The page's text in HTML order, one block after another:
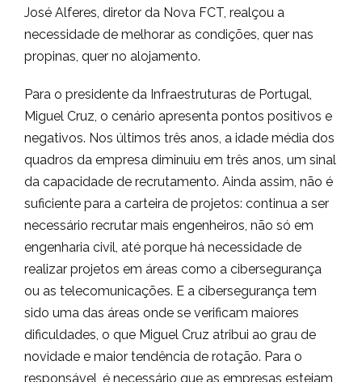
José Alferes, diretor da Nova FCT, realçou a
necessidade de melhorar as condições, quer nas
propinas, quer no alojamento.
Para o presidente da Infraestruturas de Portugal,
Miguel Cruz, o cenário apresenta pontos positivos e
negativos. Nos últimos três anos, a idade média dos
quadros da empresa diminuiu em três anos, um sinal
da capacidade de recrutamento. Ainda assim, não é
suficiente para a carteira de projetos: continua a ser
necessário recrutar mais engenheiros, não só em
engenharia civil, até porque há necessidade de
realizar projetos em áreas como a cibersegurança
ou as telecomunicações. E a cibersegurança tem
sido uma das áreas onde se verificam maiores
dificuldades, o que Miguel Cruz atribui ao grau de
novidade e maior tendência de rotação. Para o
responsável, é necessário que as empresas estejam